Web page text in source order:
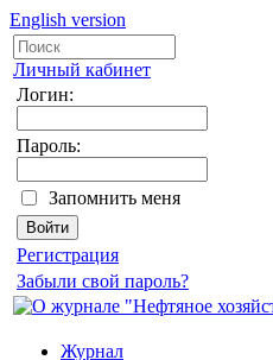
English version
Личный кабинет
Логин:
Пароль:
Запомнить меня
Регистрация
Забыли свой пароль?
Журнал